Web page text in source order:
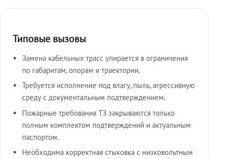
Типовые вызовы
Замена кабельных трасс упирается в ограничения
по габаритам, опорам и траектории.
Требуется исполнение под влагу, пыль, агрессивную
среду с документальным подтверждением.
Пожарные требования ТЗ закрываются только
полным комплектом подтверждений и актуальным
паспортом.
Необходима корректная стыковка с низковольтным